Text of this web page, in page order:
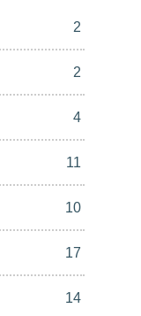
2
2
4
11
10
17
14